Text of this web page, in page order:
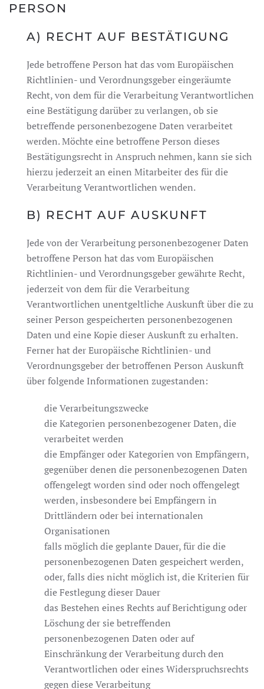
PERSON
A) RECHT AUF BESTÄTIGUNG
Jede betroffene Person hat das vom Europäischen
Richtlinien- und Verordnungsgeber eingeräumte
Recht, von dem für die Verarbeitung Verantwortlichen
eine Bestätigung darüber zu verlangen, ob sie
betreffende personenbezogene Daten verarbeitet
werden. Möchte eine betroffene Person dieses
Bestätigungsrecht in Anspruch nehmen, kann sie sich
hierzu jederzeit an einen Mitarbeiter des für die
Verarbeitung Verantwortlichen wenden.
B) RECHT AUF AUSKUNFT
Jede von der Verarbeitung personenbezogener Daten
betroffene Person hat das vom Europäischen
Richtlinien- und Verordnungsgeber gewährte Recht,
jederzeit von dem für die Verarbeitung
Verantwortlichen unentgeltliche Auskunft über die zu
seiner Person gespeicherten personenbezogenen
Daten und eine Kopie dieser Auskunft zu erhalten.
Ferner hat der Europäische Richtlinien- und
Verordnungsgeber der betroffenen Person Auskunft
über folgende Informationen zugestanden:
die Verarbeitungszwecke
die Kategorien personenbezogener Daten, die
verarbeitet werden
die Empfänger oder Kategorien von Empfängern,
gegenüber denen die personenbezogenen Daten
offengelegt worden sind oder noch offengelegt
werden, insbesondere bei Empfängern in
Drittländern oder bei internationalen
Organisationen
falls möglich die geplante Dauer, für die die
personenbezogenen Daten gespeichert werden,
oder, falls dies nicht möglich ist, die Kriterien für
die Festlegung dieser Dauer
das Bestehen eines Rechts auf Berichtigung oder
Löschung der sie betreffenden
personenbezogenen Daten oder auf
Einschränkung der Verarbeitung durch den
Verantwortlichen oder eines Widerspruchsrechts
gegen diese Verarbeitung